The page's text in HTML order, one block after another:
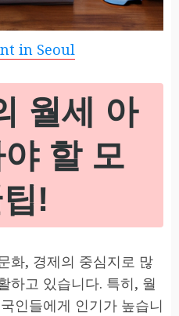
in Seoul
월세 아
할 모
!
화, 경제의 중심지로 많
하고 있습니다. 특히, 월
인들에게 인기가 높습니